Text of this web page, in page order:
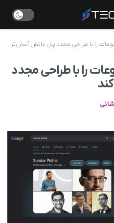
را با طراحی مجدد پنل دانش آسان‌تر
را با طراحی مجدد